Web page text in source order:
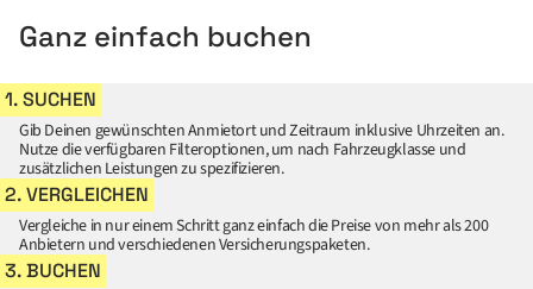
Ganz einfach buchen
1. SUCHEN
Gib Deinen gewünschten Anmietort und Zeitraum inklusive Uhrzeiten an.
Nutze die verfügbaren Filteroptionen, um nach Fahrzeugklasse und
zusätzlichen Leistungen zu spezifizieren.
2. VERGLEICHEN
Vergleiche in nur einem Schritt ganz einfach die Preise von mehr als 200
Anbietern und verschiedenen Versicherungspaketen.
3. BUCHEN